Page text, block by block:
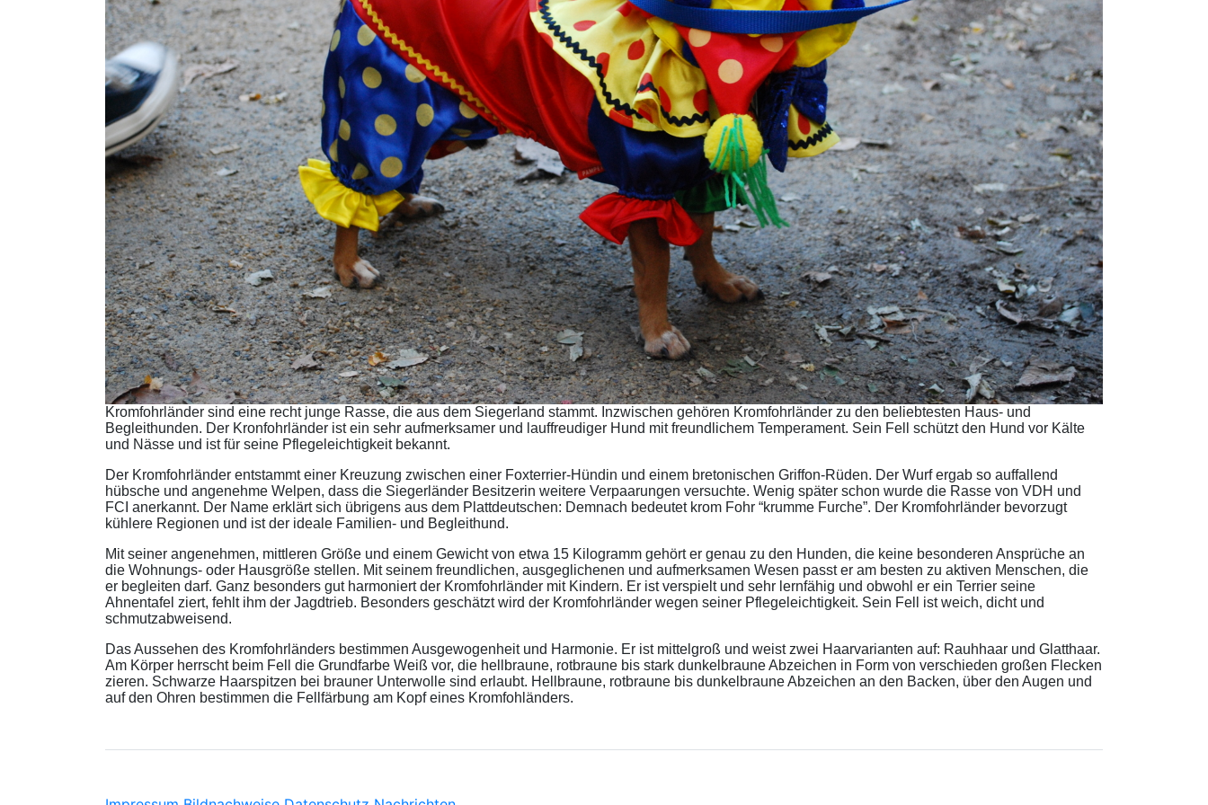
Kromfohrländer sind eine recht junge Rasse, die aus dem Siegerland stammt. Inzwischen gehören Kromfohrländer zu den beliebtesten Haus- und
Begleithunden. Der Kronfohrländer ist ein sehr aufmerksamer und lauffreudiger Hund mit freundlichem Temperament. Sein Fell schützt den Hund vor Kälte
und Nässe und ist für seine Pflegeleichtigkeit bekannt.
Der Kromfohrländer entstammt einer Kreuzung zwischen einer Foxterrier-Hündin und einem bretonischen Griffon-Rüden. Der Wurf ergab so auffallend
hübsche und angenehme Welpen, dass die Siegerländer Besitzerin weitere Verpaarungen versuchte. Wenig später schon wurde die Rasse von VDH und
FCI anerkannt. Der Name erklärt sich übrigens aus dem Plattdeutschen: Demnach bedeutet krom Fohr “krumme Furche”. Der Kromfohrländer bevorzugt
kühlere Regionen und ist der ideale Familien- und Begleithund.
Mit seiner angenehmen, mittleren Größe und einem Gewicht von etwa 15 Kilogramm gehört er genau zu den Hunden, die keine besonderen Ansprüche an
die Wohnungs- oder Hausgröße stellen. Mit seinem freundlichen, ausgeglichenen und aufmerksamen Wesen passt er am besten zu aktiven Menschen, die
er begleiten darf. Ganz besonders gut harmoniert der Kromfohrländer mit Kindern. Er ist verspielt und sehr lernfähig und obwohl er ein Terrier seine
Ahnentafel ziert, fehlt ihm der Jagdtrieb. Besonders geschätzt wird der Kromfohrländer wegen seiner Pflegeleichtigkeit. Sein Fell ist weich, dicht und
schmutzabweisend.
Das Aussehen des Kromfohrländers bestimmen Ausgewogenheit und Harmonie. Er ist mittelgroß und weist zwei Haarvarianten auf: Rauhhaar und Glatthaar.
Am Körper herrscht beim Fell die Grundfarbe Weiß vor, die hellbraune, rotbraune bis stark dunkelbraune Abzeichen in Form von verschieden großen Flecken
zieren. Schwarze Haarspitzen bei brauner Unterwolle sind erlaubt. Hellbraune, rotbraune bis dunkelbraune Abzeichen an den Backen, über den Augen und
auf den Ohren bestimmen die Fellfärbung am Kopf eines Kromfohländers.